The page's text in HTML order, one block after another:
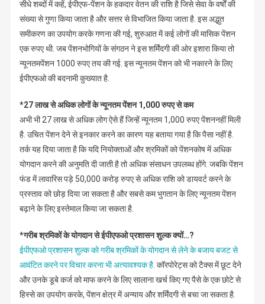
सीधे शब्दों में कहें, ईपीएफ-पेंशन के हकदार वेतन की राशि है जिसे सेवा के वर्षों की
संख्या से गुणा किया जाता है और सत्तर से विभाजित किया जाता है. इस अद्भुत
समीकरण का उपयोग करके गणना की गई, शुरुआत में कई लोगों की मासिक पेंशन
एक रुपए थी. जब पेंशनभोगियों के संगठन ने इस शर्मिंदगी की ओर इशारा किया तो
न्यूनतमपेंशन 1000 रुपए तय की गई. इस न्यूनतम पेंशन को भी नकारने के लिए
ईपीएफओ की बदनामी कुख्यात है.
*27 लाख से अधिक लोगों के न्यूनतम पेंशन 1,000 रुपए से कम
अभी भी 27 लाख से अधिक लोग ऐसे हैं जिन्हें न्यूनतम 1,000 रुपए पेंशननहीं मिली
है. उचित पेंशन देने से इनकार करने का कारण यह बताया गया है कि पैसा नहीं है.
तर्क यह दिया जाता है कि यदि नियोक्ताओं और श्रमिकों को पेंशनकोष में अधिक
योगदान करने की अनुमति दी जाती है तो अधिक संसाधन उपलब्ध होंगे. जबकि पेंशन
फंड में लावारिस पड़े 50,000 करोड़ रुपए से अधिक राशि को डायवर्ट करने के
प्रस्ताव को छोड़ दिया जा सकता है और सबसे कम भुगतान के लिए न्यूनतम पेंशन
बढ़ाने के लिए इस्तेमाल किया जा सकता है.
*गरीब श्रमिकों के योगदान से ईपीएफओ प्रशासन शुल्क क्यों…?
ईपीएफओ प्रशासन शुल्क को गरीब श्रमिकों के योगदान से लेने के बजाय बजट से
आवंटित करने पर विचार करना भी अत्यावश्यक है. कॉरपोरेट्स को टैक्स में छूट देने
और उनके डूबे कर्ज को माफ करने के लिए सालाना खर्च किए गए पैसे के एक छोटे से
हिस्से का उपयोग करके, पेंशन क्षेत्र में अन्याय और शर्मिंदगी से बचा जा सकता है.